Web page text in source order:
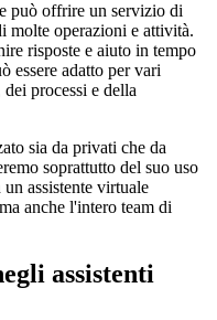
può offrire un servizio di
molte operazioni e attività.
risposte e aiuto in tempo
essere adatto per vari
processi e della
sia da privati che da
soprattutto del suo uso
assistente virtuale
anche l'intero team di
assistenti